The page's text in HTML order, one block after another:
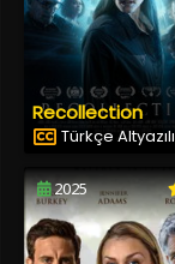
Recollection
Türkçe Altyazılı
2025